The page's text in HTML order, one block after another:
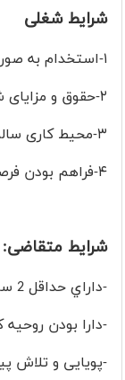
شرایط شغلی
۱-استخدام به صورت تمام وقت
۲-حقوق و مزایای شغلی با شرایط مناسب
۳-محیط کاری سالم و پویا
۴-فراهم بودن فرصت‌ ارتقا و پیشرفت شغلی
شرایط متقاضی:
-داراي حداقل 2 سال سابقه كاری مرتبط
-دارا بودن روحیه
-پویایی و تلاش